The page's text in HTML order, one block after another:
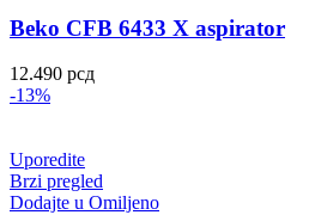
Beko CFB 6433 X aspirator
12.490 рсд
-13%
Uporedite
Brzi pregled
Dodajte u Omiljeno